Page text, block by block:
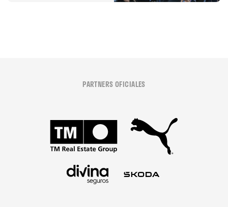
PARTNERS OFICIALES